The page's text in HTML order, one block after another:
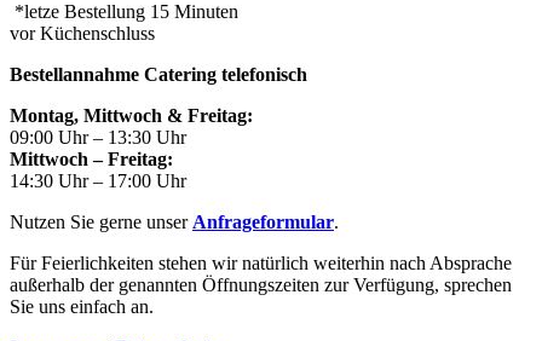
*letze Bestellung 15 Minuten
vor Küchenschluss
Bestellannahme Catering telefonisch
Montag, Mittwoch & Freitag:
09:00 Uhr – 13:30 Uhr
Mittwoch – Freitag:
14:30 Uhr – 17:00 Uhr
Nutzen Sie gerne unser Anfrageformular.
Für Feierlichkeiten stehen wir natürlich weiterhin nach Absprache
außerhalb der genannten Öffnungszeiten zur Verfügung, sprechen
Sie uns einfach an.